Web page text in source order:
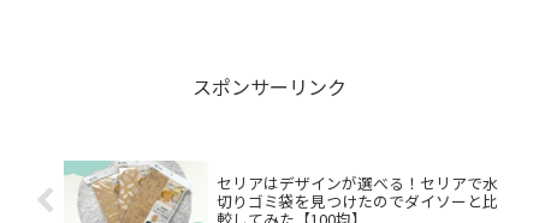
スポンサーリンク
セリアはデザインが選べる！セリアで水
切りゴミ袋を見つけたのでダイソーと比